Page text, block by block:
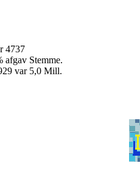
4737
afgav Stemme.
var 5,0 Mill.